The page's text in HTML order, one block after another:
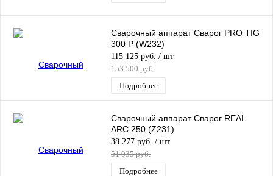
Сварочный аппарат Сварог PRO TIG
300 P (W232)
115 125 руб. / шт
153 500 руб.
Подробнее
Сварочный аппарат Сварог REAL
ARC 250 (Z231)
38 277 руб. / шт
51 035 руб.
Подробнее